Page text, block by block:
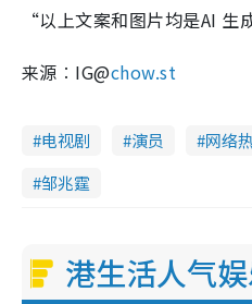
“以上文案和图片均是AI
来源︰IG@chow.st
电视剧 演员 网络
邹兆霆
港生活人气